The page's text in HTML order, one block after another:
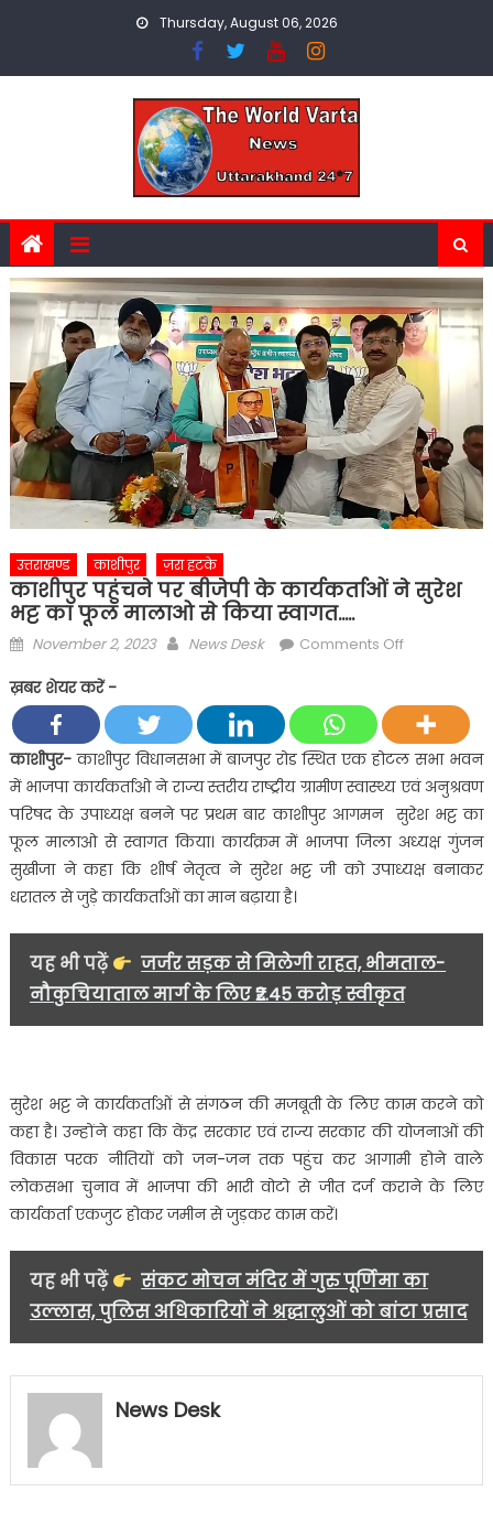
Thursday, August 06, 2026
उत्तराखण्ड काशीपुर ज़रा हटके
काशीपुर पहुंचने पर बीजेपी के कार्यकर्ताओं ने सुरेश
भट्ट का फूल मालाओ से किया स्वागत…..
Posted
November 2, 2023 Author
News Desk Comments Offon
पर
बीजेपी
के
कार्यकर्ताओं
ने
सुरेश
भट्ट
से
किया
स्वागत…..
ख़बर शेयर करें -
काशीपुर-काशीपुर विधानसभा में बाजपुर रोड स्थित एक होटल सभा भवन
में भाजपा कार्यकर्ताओ ने राज्य स्तरीय राष्ट्रीय ग्रामीण स्वास्थ्य एवं अनुश्रवण
परिषद के उपाध्यक्ष बनने पर प्रथम बार काशीपुर आगमन सुरेश भट्ट का
फूल मालाओ से स्वागत किया। कार्यक्रम में भाजपा जिला अध्यक्ष गुंजन
सुखीजा ने कहा कि शीर्ष नेतृत्व ने सुरेश भट्ट जी को उपाध्यक्ष बनाकर
धरातल से जुड़े कार्यकर्ताओं का मान बढ़ाया है।
यह भी पढ़ें
जर्जर सड़क से मिलेगी राहत, भीमताल-
नौकुचियाताल मार्ग के लिए ₹2.45 करोड़ स्वीकृत
सुरेश भट्ट ने कार्यकर्ताओं से संगठन की मजबूती के लिए काम करने को
कहा है। उन्होंने कहा कि केंद्र सरकार एवं राज्य सरकार की योजनाओं की
विकास परक नीतियों को जन-जन तक पहुंच कर आगामी होने वाले
लोकसभा चुनाव में भाजपा की भारी वोटो से जीत दर्ज कराने के लिए
कार्यकर्ता एकजुट होकर जमीन से जुड़कर काम करें।
यह भी पढ़ें
संकट मोचन मंदिर में गुरु पूर्णिमा का
उल्लास, पुलिस अधिकारियों ने श्रद्धालुओं को बांटा प्रसाद
News Desk